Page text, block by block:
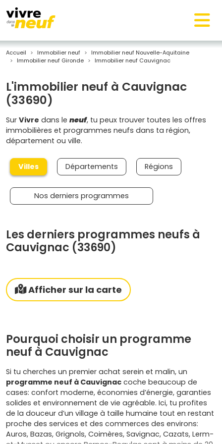
Accueil Immobilier neuf
Immobilier neuf Nouvelle-Aquitaine
Immobilier neuf Gironde
Immobilier neuf Cauvignac
L'immobilier neuf à Cauvignac
(33690)
Sur Vivre dans le neuf, tu peux trouver toutes les offres
immobilières et programmes neufs dans ta région,
département ou ville.
Villes Départements Régions
Nos derniers programmes
Les derniers programmes neufs à
Cauvignac (33690)
Afficher sur la carte
Pourquoi choisir un programme
neuf à Cauvignac
Si tu cherches un premier achat serein et malin, un
programme neuf à Cauvignac coche beaucoup de
cases: confort moderne, économies d’énergie, garanties
solides et environnement de vie agréable. Ici, tu profites
de la douceur d’un village à taille humaine tout en restant
proche des services et des commerces des environs:
Auros, Bazas, Grignols, Coimères, Savignac, Cazats, Lerm-